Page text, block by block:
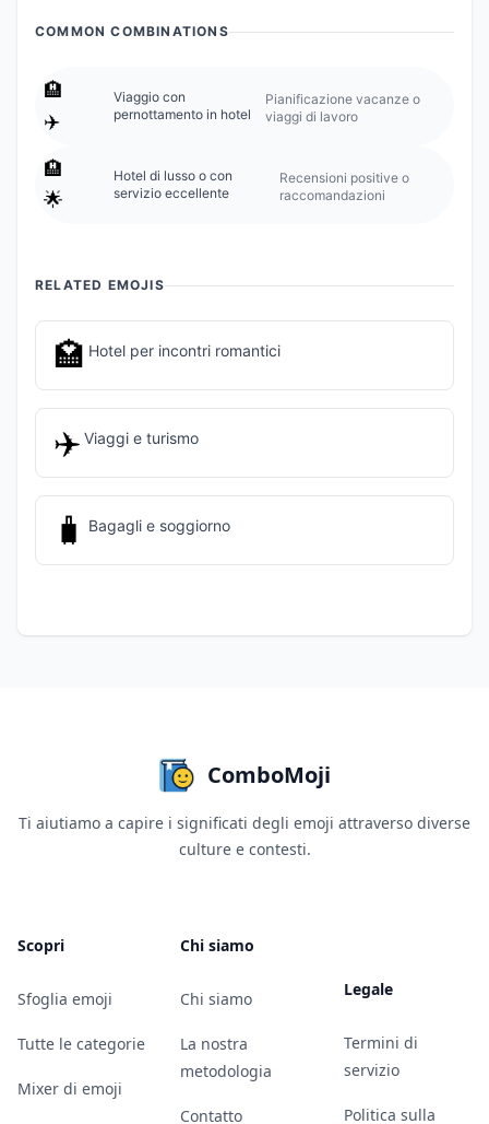
COMMON COMBINATIONS
🏨
✈️
Viaggio con
pernottamento in hotel
Pianificazione vacanze o
viaggi di lavoro
🏨
🌟
Hotel di lusso o con
servizio eccellente
Recensioni positive o
raccomandazioni
RELATED EMOJIS
🏩 Hotel per incontri romantici
✈️ Viaggi e turismo
🧳 Bagagli e soggiorno
ComboMoji
Ti aiutiamo a capire i significati degli emoji attraverso diverse
culture e contesti.
Scopri
Sfoglia emoji
Tutte le categorie
Mixer di emoji
Chi siamo
Chi siamo
La nostra
metodologia
Contatto
Legale
Termini di
servizio
Politica sulla